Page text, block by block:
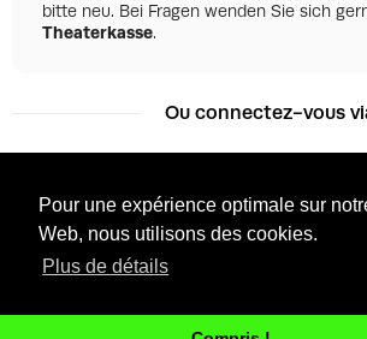
Pour une expérience optimale sur
Web, nous utilisons des cookies.
Plus de détails
bitte neu. Bei Fragen wenden Sie sich
Theaterkasse.
Ou connectez-vous
Facebook
Tixly